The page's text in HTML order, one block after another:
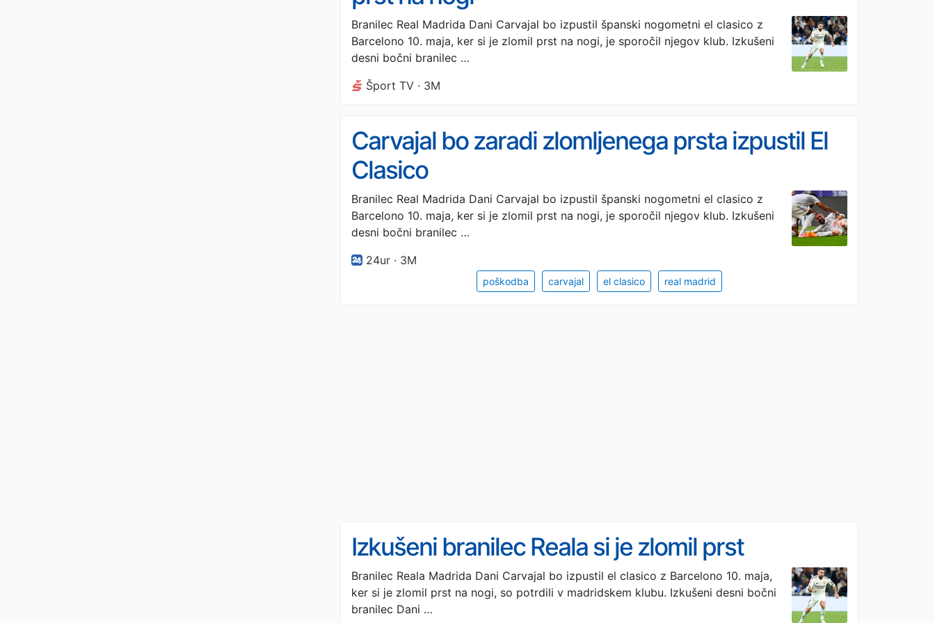
Branilec Real Madrida Dani Carvajal bo izpustil španski nogometni el clasico z
Barcelono 10. maja, ker si je zlomil prst na nogi, je sporočil njegov klub. Izkušeni
desni bočni branilec …
Šport TV · 3M
Carvajal bo zaradi zlomljenega prsta izpustil El
Clasico
Branilec Real Madrida Dani Carvajal bo izpustil španski nogometni el clasico z
Barcelono 10. maja, ker si je zlomil prst na nogi, je sporočil njegov klub. Izkušeni
desni bočni branilec …
24ur · 3M
poškodba carvajal el clasico real madrid
Izkušeni branilec Reala si je zlomil prst
Branilec Reala Madrida Dani Carvajal bo izpustil el clasico z Barcelono 10. maja,
ker si je zlomil prst na nogi, so potrdili v madridskem klubu. Izkušeni desni bočni
branilec Dani …